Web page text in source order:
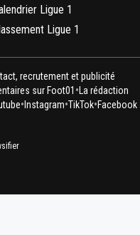
Ligue 1
Ligue 1
recrutement et publicité
sur Foot01 • La rédaction
• Instagram•TikTok•Facebook